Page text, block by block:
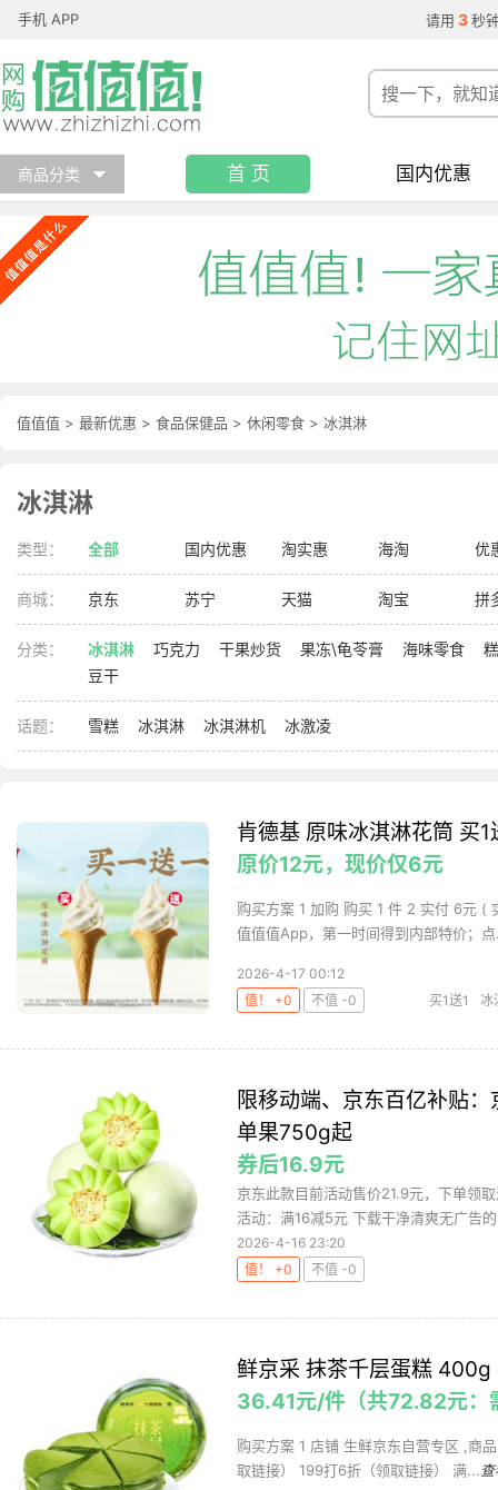
手机 APP 请用 3 秒
商品分类 首 页 国内优惠
值值值 > 最新优惠 > 食品保健品 > 休闲零食 > 冰淇淋
冰淇淋
类型： 全部 国内优惠 淘实惠 海淘 优
商城： 京东 苏宁 天猫 淘宝 拼
分类： 冰淇淋 巧克力 干果炒货 果冻\龟苓膏 海味零食
豆干
话题： 雪糕 冰淇淋 冰淇淋机 冰激凌
肯德基 原味冰淇淋花筒 买1
原价12元，现价仅6元
购买方案 1 加购 购买 1 件 2 实付 6元 (
值值值App，第一时间得到内部特价；
2026-4-17 00:12
值！ +0
不值 -0 买1送1 冰
限移动端、京东百亿补贴
单果750g起
券后16.9元
京东此款目前活动售价21.9元，下单领
活动：满16减5元 下载干净清爽无广告
2026-4-16 23:20
值！ +0
不值 -0
鲜京采 抹茶千层蛋糕 400g
36.41元/件（共72.82元：
购买方案 1 店铺 生鲜京东自营专区 ,商
取链接） 199打6折（领取链接） 满...